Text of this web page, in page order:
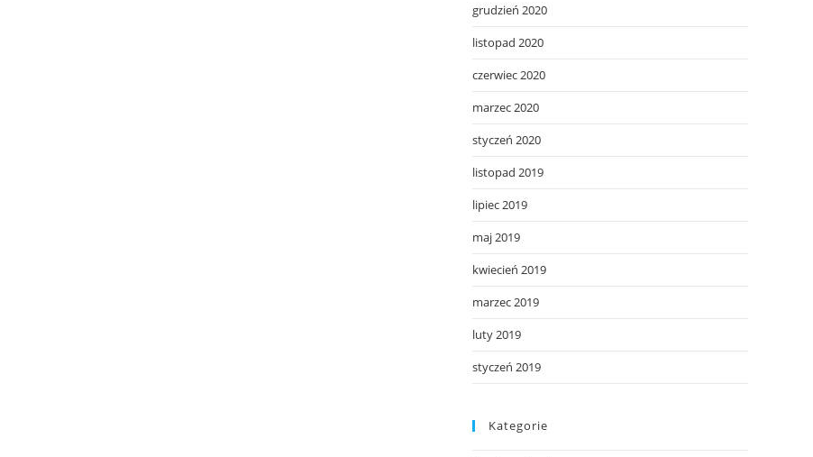
grudzień 2020
listopad 2020
czerwiec 2020
marzec 2020
styczeń 2020
listopad 2019
lipiec 2019
maj 2019
kwiecień 2019
marzec 2019
luty 2019
styczeń 2019
Kategorie